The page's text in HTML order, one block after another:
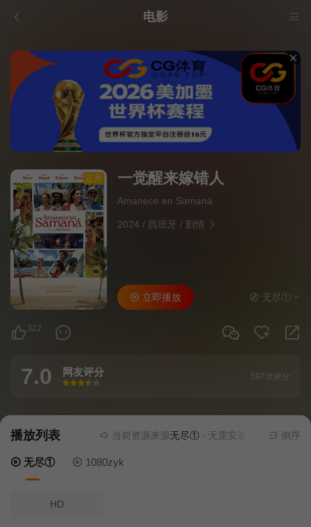
电影
正片 一觉醒来嫁错人
Amanece en Samaná
2024 / 西班牙 / 剧情
322
立即播放 无尽①
7.0 网友评分
很差
较差还行推荐力荐
597次评分
播放列表 当前资源来源无尽①- 无需安装任何插件 倒序
无尽① 1080zyk
HD